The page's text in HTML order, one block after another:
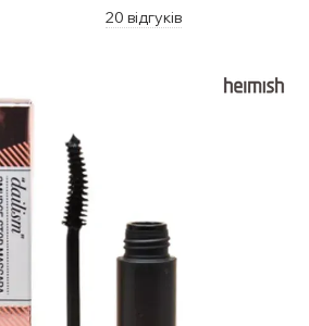
20 відгуків